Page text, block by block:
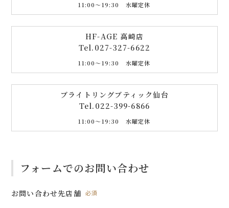
11:00〜19:30 水曜定休
HF-AGE 高崎店
Tel. 027-327-6622
11:00〜19:30 水曜定休
ブライトリングブティック仙台
Tel. 022-399-6866
11:00〜19:30 水曜定休
フォームでのお問い合わせ
お問い合わせ先店舗 必須